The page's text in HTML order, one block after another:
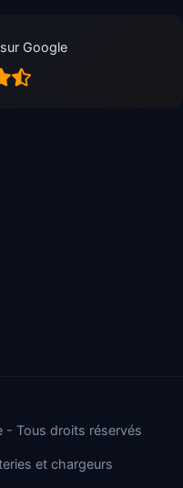
Google
Tous droits réservés
et chargeurs